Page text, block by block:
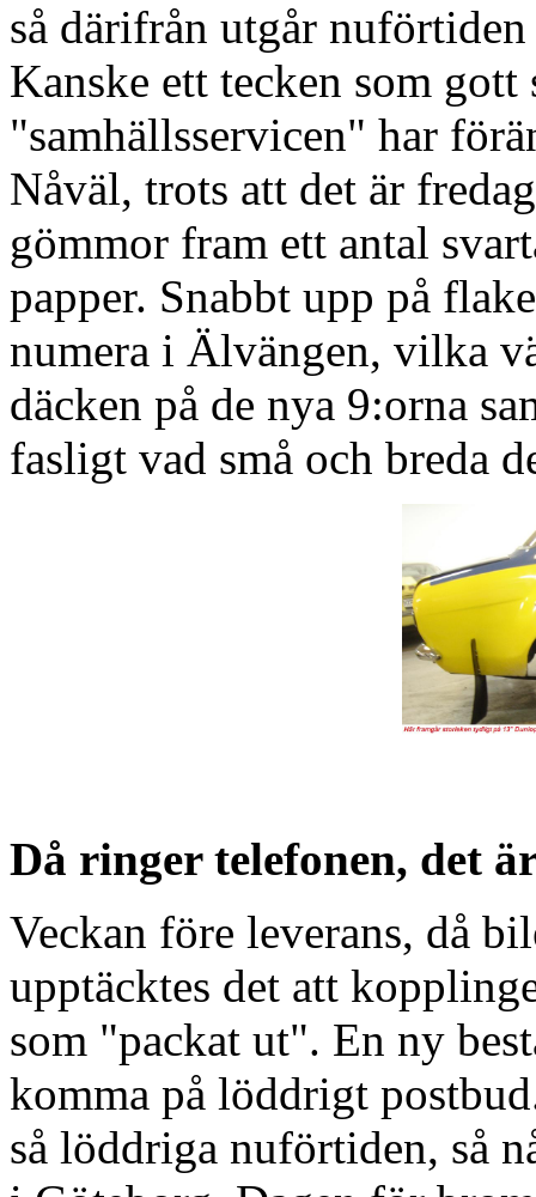
så därifrån utgår
Kanske ett tecken som gott
"samhällsservicen" har
Nåväl, trots att det är
gömmor fram ett antal
papper. Snabbt upp på
numera i Älvängen, vilka
däcken på de nya 9:orna
fasligt vad små och breda
Då ringer telefonen, det
Veckan före leverans, då
upptäcktes det att
som "packat ut". En ny
komma på löddrigt
så löddriga nuförtiden, så